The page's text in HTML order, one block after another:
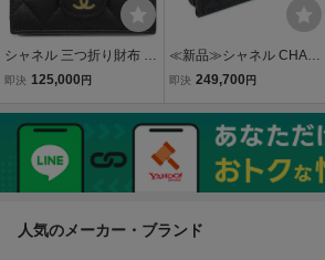
シャネル 三つ折り財布 マ
トラッセ マトラッセ コン
アスキン ブラック 黒 ココ
マーク AP0230 ランダム
シリアル
即決 125,000 円
≪新品≫シャネル CHAN
EL 19 ナインティーン ス
ト 財布 ブラック 黒 白 AP
3711 B14298 94305 ホワ
イト
即決 249,700 円
人気のメーカー・ブランド